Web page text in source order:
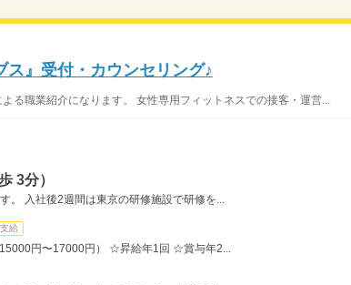
』受付・カウンセリング♪
る職業紹介になります。 女性専用フィットネスでの接客・運営...
3分）
。 入社後2週間は東京の研修施設で研修を...
給
円〜17000円） ☆昇給年1回 ☆賞与年2...